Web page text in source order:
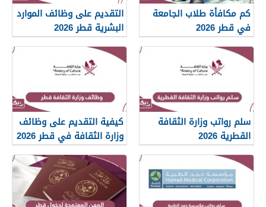
كم مكافأة طلاب الجامعة
في قطر 2026
التقديم على وظائف الموارد
البشرية قطر 2026
سلم رواتب وزارة الثقافة
القطرية 2026
كيفية التقديم على وظائف
وزارة الثقافة في قطر 2026